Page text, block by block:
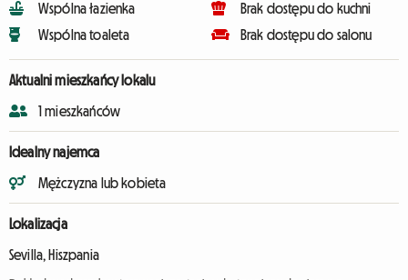
Wspólna łazienka
Wspólna toaleta
Brak dostępu do kuchni
Brak dostępu do salonu
Aktualni mieszkańcy lokalu
1 mieszkańców
Idealny najemca
Mężczyzna lub kobieta
Lokalizacja
Sevilla, Hiszpania